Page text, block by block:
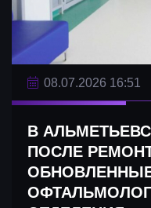
08.07.2026 16:51
В
ПОСЛЕ